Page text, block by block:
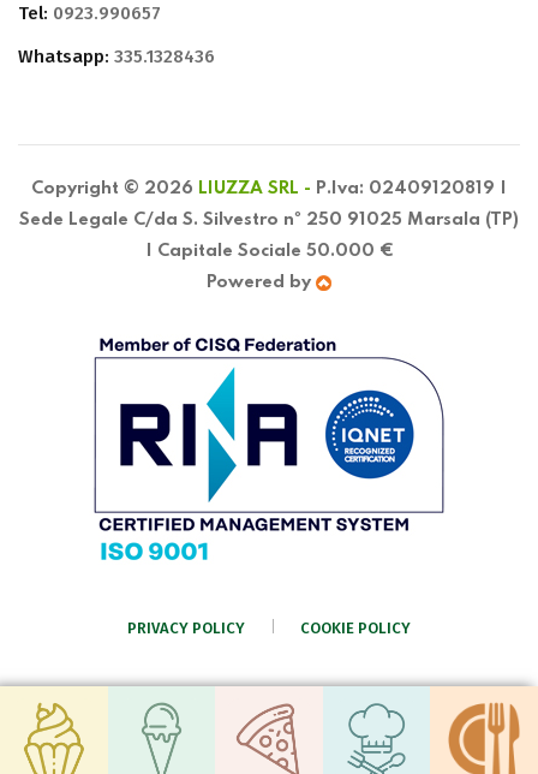
Tel: 0923.990657
Whatsapp: 335.1328436
Copyright © 2026 LIUZZA SRL - P.Iva: 02409120819 |
Sede Legale C/da S. Silvestro nº 250 91025 Marsala (TP)
| Capitale Sociale 50.000 €
Powered by
PRIVACY POLICY COOKIE POLICY